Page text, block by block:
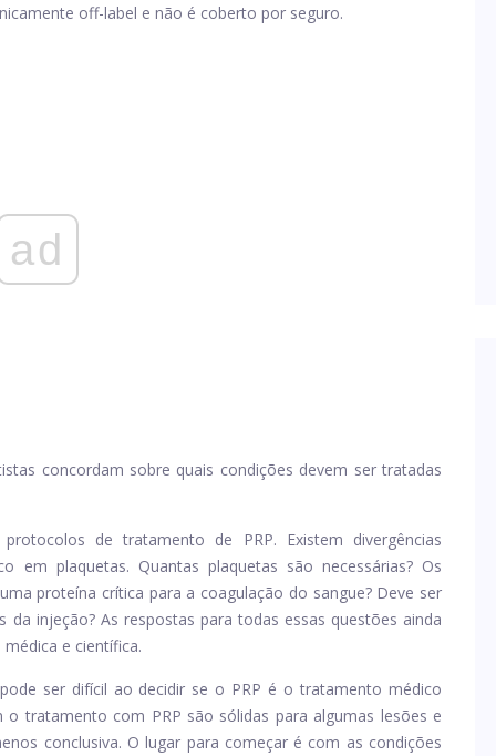
off-label e não é coberto por seguro.
ad
concordam sobre quais condições devem ser tratadas
de tratamento de PRP. Existem divergências
em plaquetas. Quantas plaquetas são necessárias? Os
proteína crítica para a coagulação do sangue? Deve ser
injeção? As respostas para todas essas questões ainda
e científica.
ser difícil ao decidir se o PRP é o tratamento médico
tratamento com PRP são sólidas para algumas lesões e
conclusiva. O lugar para começar é com as condições